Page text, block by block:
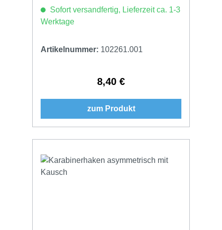
Sofort versandfertig, Lieferzeit ca. 1-3
Werktage
Artikelnummer: 102261.001
Regulärer Preis:
8,40 €
zum Produkt